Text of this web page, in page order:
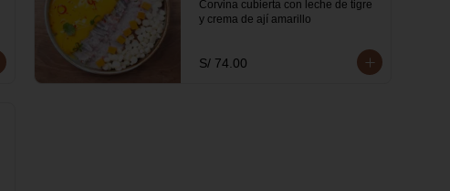
Corvina cubierta con leche de tigre
y crema de ají amarillo
S/ 74.00